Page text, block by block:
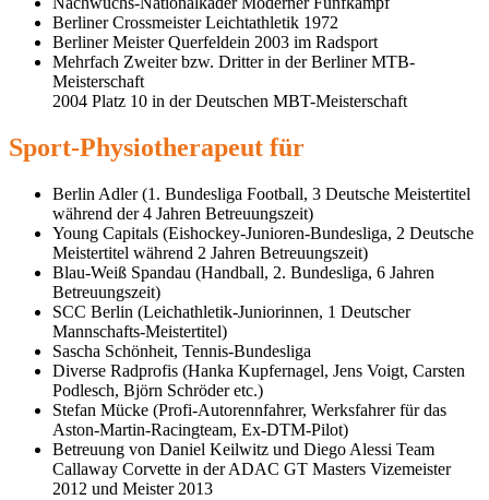
Berliner Crossmeister Leichtathletik 1972
Berliner Meister Querfeldein 2003 im Radsport
Mehrfach Zweiter bzw. Dritter in der Berliner MTB-
Meisterschaft
2004 Platz 10 in der Deutschen MBT-Meisterschaft
Sport-Physiotherapeut für
Berlin Adler (1. Bundesliga Football, 3 Deutsche Meistertitel
während der 4 Jahren Betreuungszeit)
Young Capitals (Eishockey-Junioren-Bundesliga, 2 Deutsche
Meistertitel während 2 Jahren Betreuungszeit)
Blau-Weiß Spandau (Handball, 2. Bundesliga, 6 Jahren
Betreuungszeit)
SCC Berlin (Leichathletik-Juniorinnen, 1 Deutscher
Mannschafts-Meistertitel)
Sascha Schönheit, Tennis-Bundesliga
Diverse Radprofis (Hanka Kupfernagel, Jens Voigt, Carsten
Podlesch, Björn Schröder etc.)
Stefan Mücke (Profi-Autorennfahrer, Werksfahrer für das
Aston-Martin-Racingteam, Ex-DTM-Pilot)
Betreuung von Daniel Keilwitz und Diego Alessi Team
Callaway Corvette in der ADAC GT Masters Vizemeister
2012 und Meister 2013